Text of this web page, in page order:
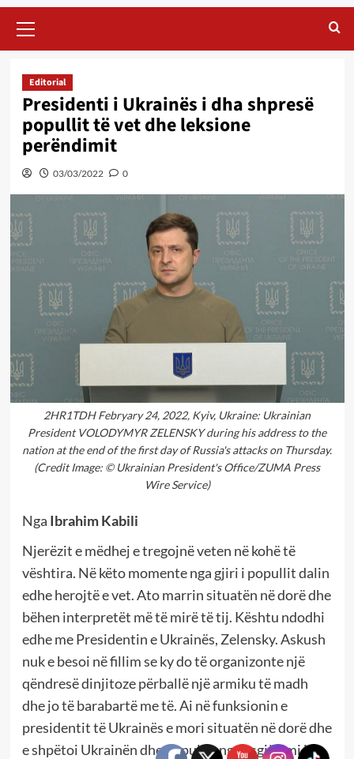
Menu
Editorial
Presidenti i Ukrainës i dha shpresë
popullit të vet dhe leksione
perëndimit
03/03/2022 0
2HR1TDH Febryary 24, 2022, Kyiv, Ukraine: Ukrainian
President VOLODYMYR ZELENSKY during his address to the
nation at the end of the first day of Russia's attacks on Thursday.
(Credit Image: © Ukrainian President's Office/ZUMA Press
Wire Service)
Nga Ibrahim Kabili
Njerëzit e mëdhej e tregojnë veten në kohë të
vështira. Në këto momente nga gjiri i popullit dalin
edhe herojtë e vet. Ato marrin situatën në dorë dhe
bëhen interpretët më të mirë të tij. Kështu ndodhi
edhe me Presidentin e Ukrainës, Zelensky. Askush
nuk e besoi në fillim se ky do të organizonte një
qëndresë dinjitoze përballë një armiku të madh
dhe jo të barabartë me të. Ai në funksionin e
presidentit të Ukrainës e mori situatën në dorë dhe
e shpëtoi Ukrainën dhe popullin nga asgjësimi i